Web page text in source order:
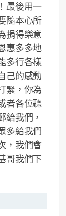
最後用一
隨本心所
捐得樂意
惠多多地
多行各樣
己的感動
緊，你為
者各位聽
給我們，
多給我們
，我們會
哥我們下